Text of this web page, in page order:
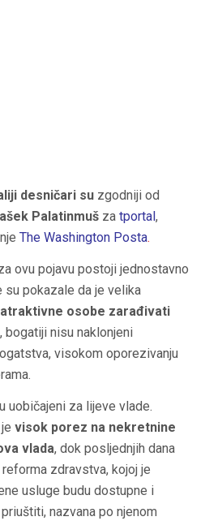
desničari su zgodniji od
Palatinmuš za tportal ,
The Washington Posta.
ovu pojavu postoji jednostavno
su pokazale da je velika
osobe zarađivati
nisu naklonjeni
visokom oporezivanju
uobičajeni za lijeve vlade.
visok porez na nekretnine
vlada, dok posljednjih dana
zdravstva, kojoj je
usluge budu dostupne i
nazvana po njenom